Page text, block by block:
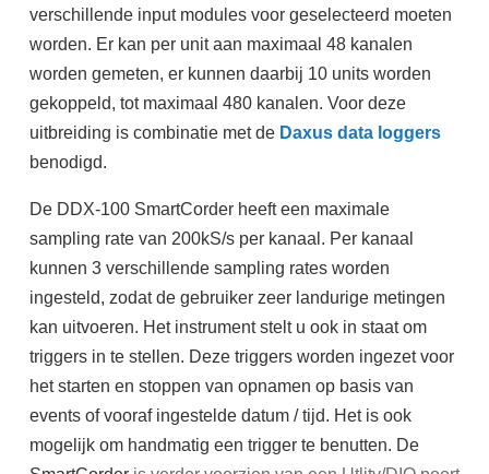
verschillende input modules voor geselecteerd moeten
worden. Er kan per unit aan maximaal 48 kanalen
worden gemeten, er kunnen daarbij 10 units worden
gekoppeld, tot maximaal 480 kanalen. Voor deze
uitbreiding is combinatie met de Daxus data loggers
benodigd.
De DDX-100 SmartCorder heeft een maximale
sampling rate van 200kS/s per kanaal. Per kanaal
kunnen 3 verschillende sampling rates worden
ingesteld, zodat de gebruiker zeer landurige metingen
kan uitvoeren. Het instrumentstelt u ook in staat om
triggers in te stellen. Deze triggers worden ingezet voor
het starten en stoppen van opnamen op basis van
events of vooraf ingestelde datum / tijd. Het is ook
mogelijk om handmatig een trigger te benutten. De